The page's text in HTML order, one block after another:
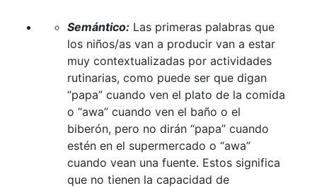
Semántico: Las primeras palabras que
los niños/as van a producir van a estar
muy contextualizadas por actividades
rutinarias, como puede ser que digan
“papa” cuando ven el plato de la comida
o “awa” cuando ven el baño o el
biberón, pero no dirán “papa” cuando
estén en el supermercado o “awa”
cuando vean una fuente. Estos significa
que no tienen la capacidad de